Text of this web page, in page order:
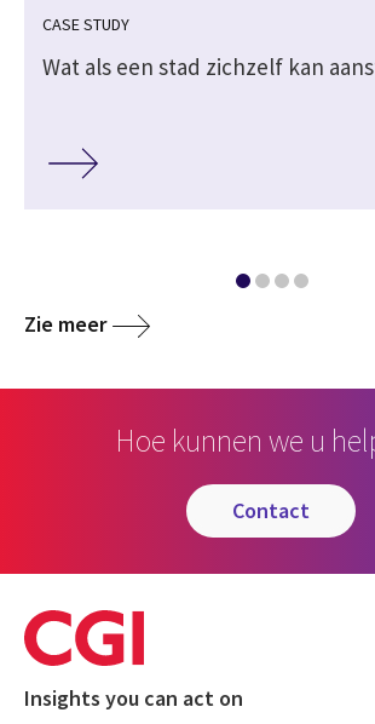
CASE STUDY
Wat als een stad zichzelf kan
Zie meer
Hoe kunnen we u
contact
Insights you can act on